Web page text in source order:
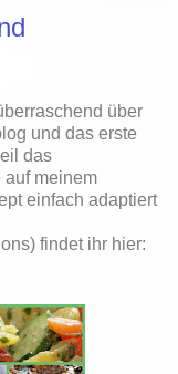
über
und das erste
das
meinem
einfach adaptiert
findet ihr hier: